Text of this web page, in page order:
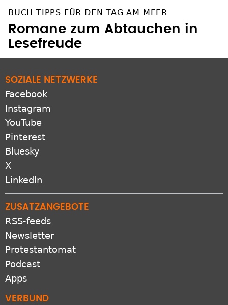
BUCH-TIPPS FÜR DEN TAG AM MEER
Romane zum Abtauchen in
SOZIALE NETZWERKE
Facebook
Instagram
YouTube
Pinterest
Bluesky
X
ZUSATZANGEBOTE
RSS-feeds
Newsletter
Protestantomat
Podcast